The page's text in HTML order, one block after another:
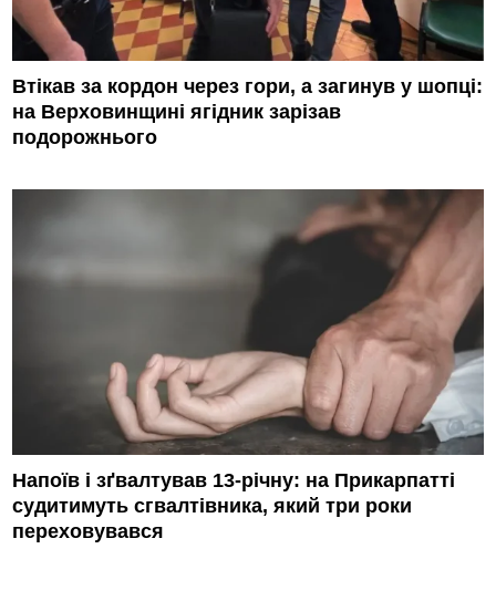
Втікав за кордон через гори, а загинув у шопці:
на Верховинщині ягідник зарізав
подорожнього
Напоїв і зґвалтував 13-річну: на Прикарпатті
судитимуть сгвалтівника, який три роки
переховувався